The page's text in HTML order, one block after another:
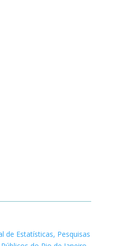
de Estatísticas, Pesquisas